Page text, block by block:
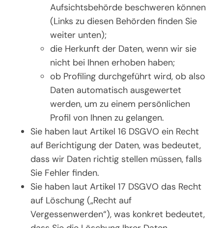
Aufsichtsbehörde beschweren können
(Links zu diesen Behörden finden Sie
weiter unten);
die Herkunft der Daten, wenn wir sie
nicht bei Ihnen erhoben haben;
ob Profiling durchgeführt wird, ob also
Daten automatisch ausgewertet
werden, um zu einem persönlichen
Profil von Ihnen zu gelangen.
Sie haben laut Artikel 16 DSGVO ein Recht
auf Berichtigung der Daten, was bedeutet,
dass wir Daten richtig stellen müssen, falls
Sie Fehler finden.
Sie haben laut Artikel 17 DSGVO das Recht
auf Löschung („Recht auf
Vergessenwerden“), was konkret bedeutet,